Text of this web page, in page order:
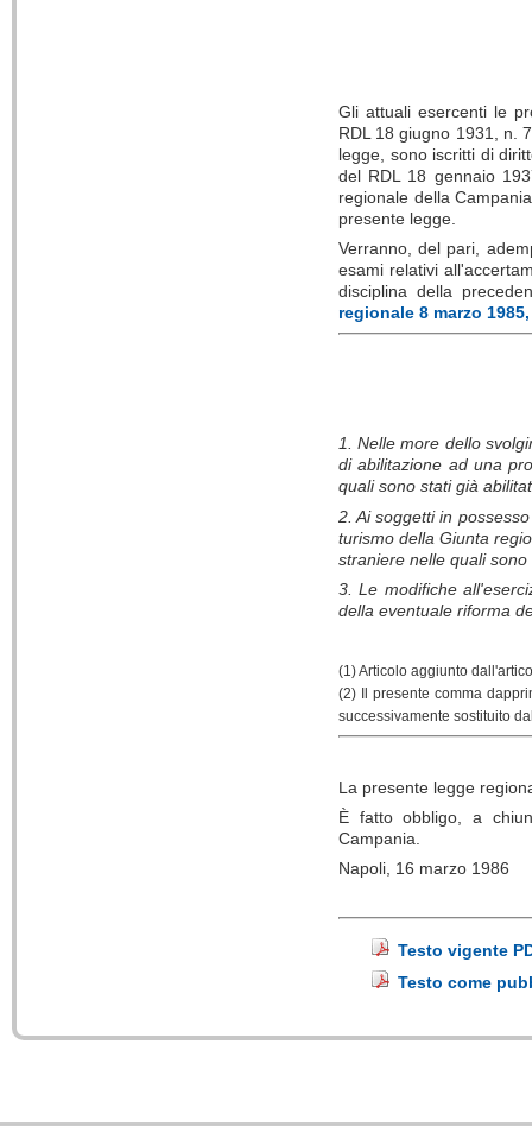
Gli attuali esercenti le
RDL 18 giugno 1931, n.
legge, sono iscritti di
del RDL 18 gennaio
regionale della
presente legge.
Verranno, del pari,
esami relativi
disciplina della
regionale 8 marzo
1. Nelle more dello
di abilitazione ad una
quali sono stati già
2. Ai soggetti in
turismo della Giunta
straniere nelle quali sono
3. Le modifiche
della eventuale riforma
(1) Articolo aggiunto
(2) Il presente comma
successivamente sostituito
La presente legge
È fatto obbligo, a
Campania.
Napoli, 16 marzo 1986
Testo vigente
Testo come